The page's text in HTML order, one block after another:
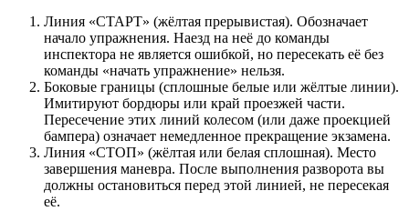
Линия «СТАРТ» (жёлтая прерывистая). Обозначает
начало упражнения. Наезд на неё до команды
инспектора не является ошибкой, но пересекать её без
команды «начать упражнение» нельзя.
Боковые границы (сплошные белые или жёлтые линии).
Имитируют бордюры или край проезжей части.
Пересечение этих линий колесом (или даже проекцией
бампера) означает немедленное прекращение экзамена.
Линия «СТОП» (жёлтая или белая сплошная). Место
завершения маневра. После выполнения разворота вы
должны остановиться перед этой линией, не пересекая
её.